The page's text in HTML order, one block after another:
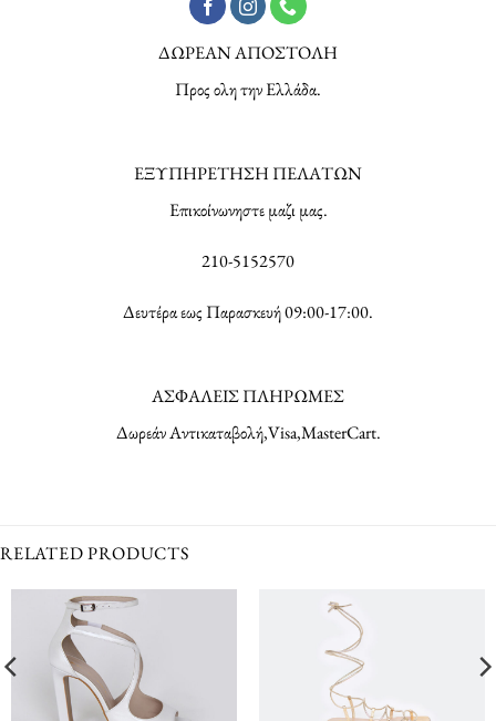
ΔΩΡΕΑΝ ΑΠΟΣΤΟΛΗ
Προς ολη την Ελλάδα.
ΕΞΥΠΗΡΕΤΗΣΗ ΠΕΛΑΤΩΝ
Επικοίνωνηστε μαζι μας.
210-5152570
Δευτέρα εως Παρασκευή 09:00-17:00.
ΑΣΦΑΛΕΙΣ ΠΛΗΡΩΜΕΣ
Δωρεάν Αντικαταβολή,Visa,MasterCart.
RELATED PRODUCTS